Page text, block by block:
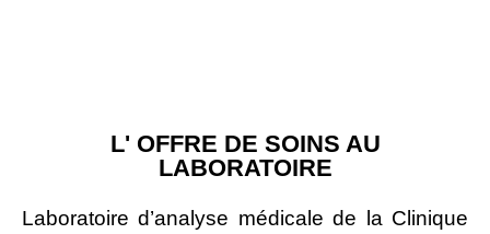
L' OFFRE DE SOINS AU
LABORATOIRE
Laboratoire d’analyse médicale de la Clinique